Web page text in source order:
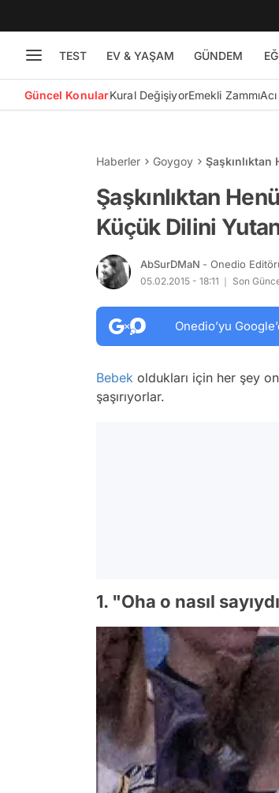
TEST EV & YAŞAM GÜNDEM
Güncel KonularKural DeğişiyorEmekli Zammı
Haberler Goygoy
Şaşkınlıktan
Küçük Dilini
AbSurDMaN - Onedio
05.02.2015 - 18:11 Son
Onedio’yu
Bebek oldukları için her şey
şaşırıyorlar.
1. "Oha o nasıl